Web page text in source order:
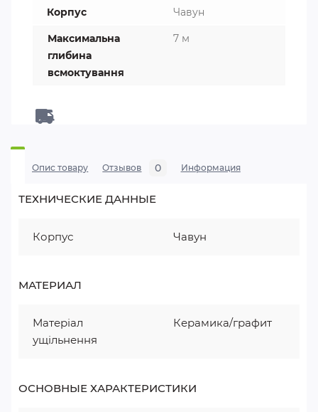
Корпус
Чавун
Максимальна
глибина
всмоктування
7 м
Опис товару Отзывов 0 Информация
ТЕХНИЧЕСКИЕ ДАННЫЕ
Корпус Чавун
МАТЕРИАЛ
Матеріал
ущільнення
Керамика/графит
ОСНОВНЫЕ ХАРАКТЕРИСТИКИ